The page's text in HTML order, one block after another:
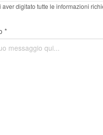
aver digitato tutte le informazioni
*